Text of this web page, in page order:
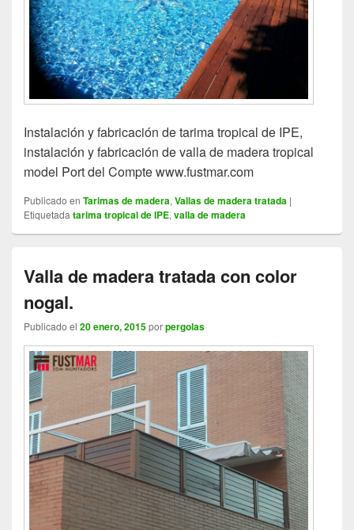
Instalación y fabricación de tarima tropical de IPE,
instalación y fabricación de valla de madera tropical
model Port del Compte www.fustmar.com
Publicado en Tarimas de madera, Vallas de madera tratada |
Etiquetada tarima tropical de IPE, valla de madera
Valla de madera tratada con color
nogal.
Publicado el 20 enero, 2015porpergolas